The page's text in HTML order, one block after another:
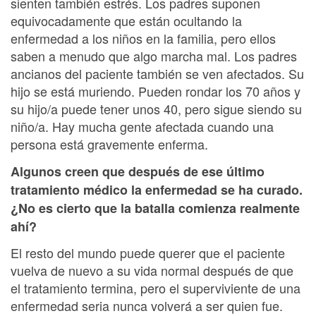
equivocadamente que están ocultando la
enfermedad a los niños en la familia, pero ellos
saben a menudo que algo marcha mal. Los padres
ancianos del paciente también se ven afectados. Su
hijo se está muriendo. Pueden rondar los 70 años y
su hijo/a puede tener unos 40, pero sigue siendo su
niño/a. Hay mucha gente afectada cuando una
persona está gravemente enferma.
Algunos creen que después de ese último
tratamiento médico la enfermedad se ha curado.
¿No es cierto que la batalla comienza realmente
ahí?
El resto del mundo puede querer que el paciente
vuelva de nuevo a su vida normal después de que
el tratamiento termina, pero el superviviente de una
enfermedad seria nunca volverá a ser quien fue.